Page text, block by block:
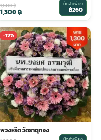
1,600฿
1,300฿
มัดจำเพียง
฿260
-19%
พวงหรีด วัดธาตุทอง